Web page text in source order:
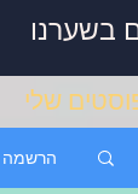
בשערנו
שלי
הרשמה